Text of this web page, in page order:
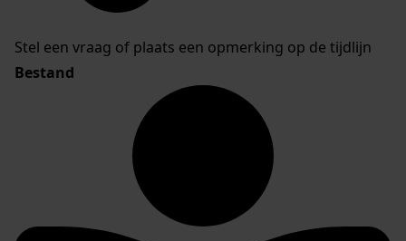
Stel een vraag of plaats een opmerking op de tijdlijn
Bestand